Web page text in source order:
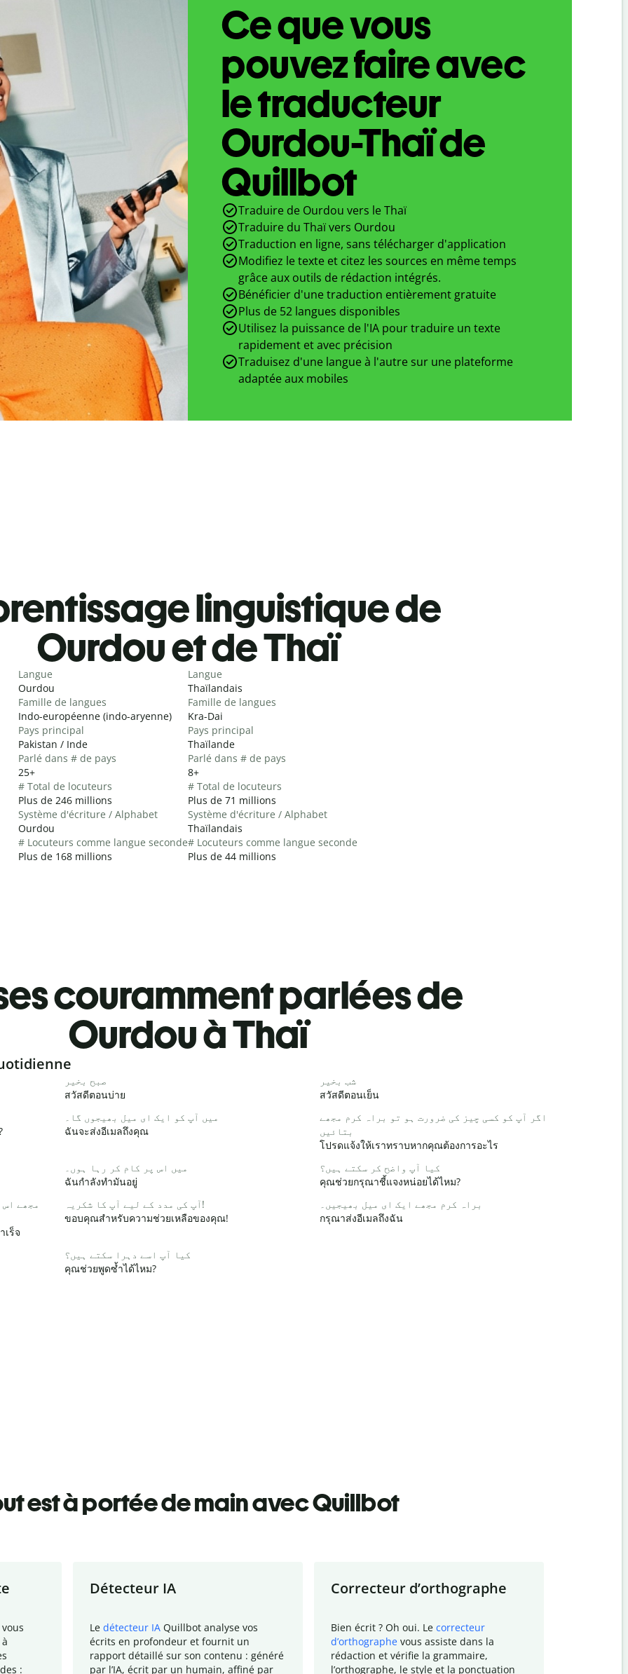
Ce que vous
pouvez faire avec
le traducteur
Ourdou-Thaï de
Quillbot
Traduire de Ourdou vers le Thaï
Traduire du Thaï vers Ourdou
Traduction en ligne, sans télécharger d'application
Modifiez le texte et citez les sources en même temps
grâce aux outils de rédaction intégrés.
Bénéficier d'une traduction entièrement gratuite
Plus de 52 langues disponibles
Utilisez la puissance de l'IA pour traduire un texte
rapidement et avec précision
Traduisez d'une langue à l'autre sur une plateforme
adaptée aux mobiles
linguistique de
Ourdou et de Thaï
Langue
Ourdou
Famille de langues
Indo-européenne (indo-aryenne)
Pays principal
Pakistan / Inde
Parlé dans # de pays
25+
# Total de locuteurs
Plus de 246 millions
Système d'écriture / Alphabet
Ourdou
# Locuteurs comme langue seconde
Plus de 168 millions
Langue
Thaïlandais
Famille de langues
Kra-Dai
Pays principal
Thaïlande
Parlé dans # de pays
8+
# Total de locuteurs
Plus de 71 millions
Système d'écriture / Alphabet
Thaïlandais
# Locuteurs comme langue seconde
Plus de 44 millions
couramment parlées de
Ourdou à Thaï
صبح بخیر
สวัสดีตอนบ่าย
شب بخیر
สวัสดีตอนเย็น
میں آپ کو ایک ای میل بھیجوں گا۔
ฉันจะส่งอีเมลถึงคุณ
اگر آپ کو کسی چیز کی ضرورت ہو تو براہ کرم مجھے
بتائیں
โปรดแจ้งให้เราทราบหากคุณต้องการอะไร
میں اس پر کام کر رہا ہوں۔
ฉันกำลังทำมันอยู่
کیا آپ واضح کر سکتے ہیں؟
คุณช่วยกรุณาชี้แจงหน่อยได้ไหม?
مجھے
เร็จ
آپ کی مدد کے لیے آپ کا شکریہ!
ขอบคุณสำหรับความช่วยเหลือของคุณ!
براہ کرم مجھے ایک ای میل بھیجیں۔
กรุณาส่งอีเมลถึงฉัน
کیا آپ اسے دہرا سکتے ہیں؟
คุณช่วยพูดซ้ำได้ไหม?
est à portée de main avec Quillbot
:
Détecteur IA
Le détecteur IA Quillbot analyse vos
écrits en profondeur et fournit un
rapport détaillé sur son contenu : généré
par l’IA, écrit par un humain, affiné par
Correcteur d’orthographe
Bien écrit ? Oh oui. Le correcteur
d’orthographe vous assiste dans la
rédaction et vérifie la grammaire,
l’orthographe, le style et la ponctuation